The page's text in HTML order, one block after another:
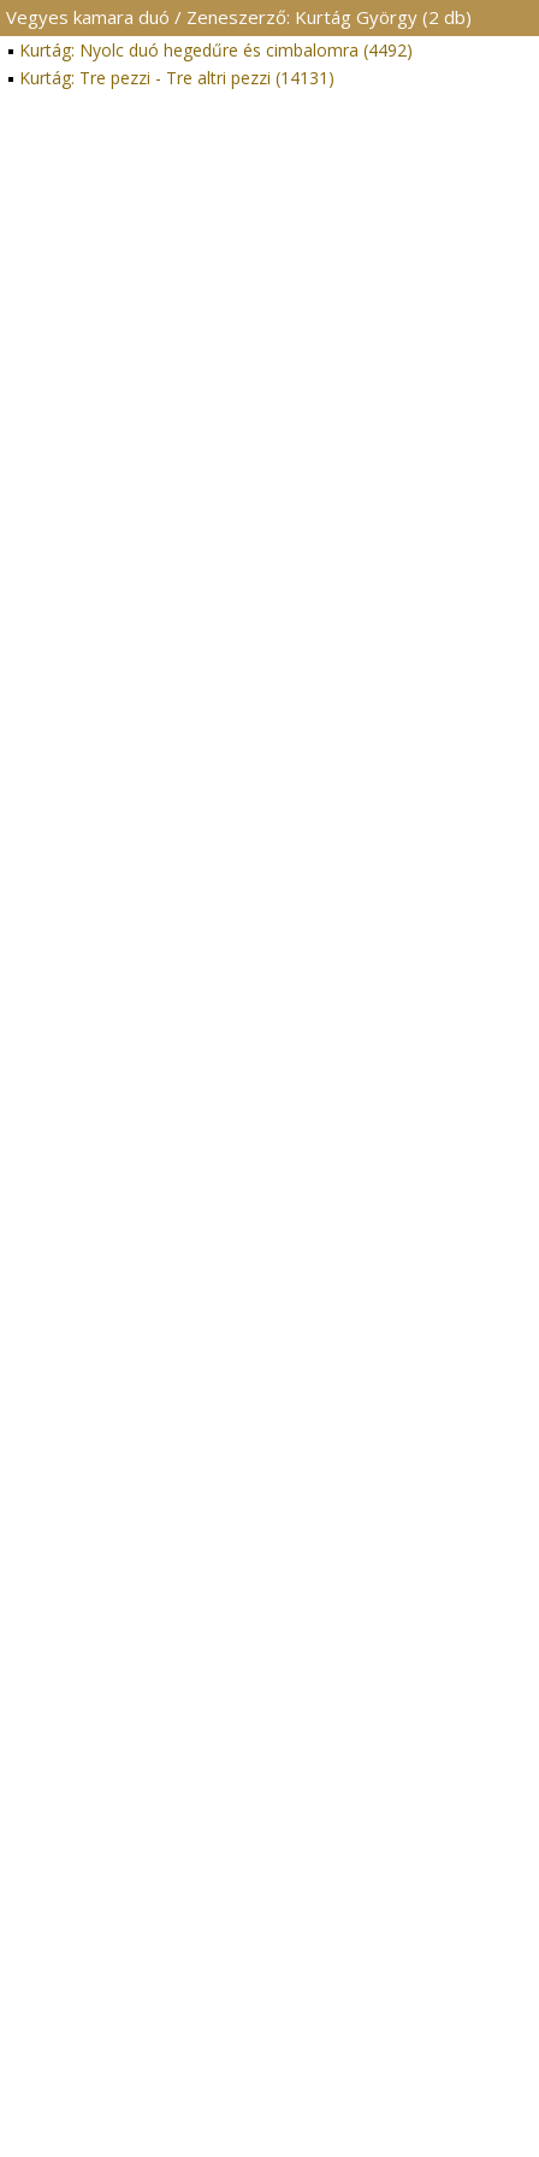
Vegyes kamara duó / Zeneszerző: Kurtág György (2 db)
Kurtág: Nyolc duó hegedűre és cimbalomra (4492)
Kurtág: Tre pezzi - Tre altri pezzi (14131)